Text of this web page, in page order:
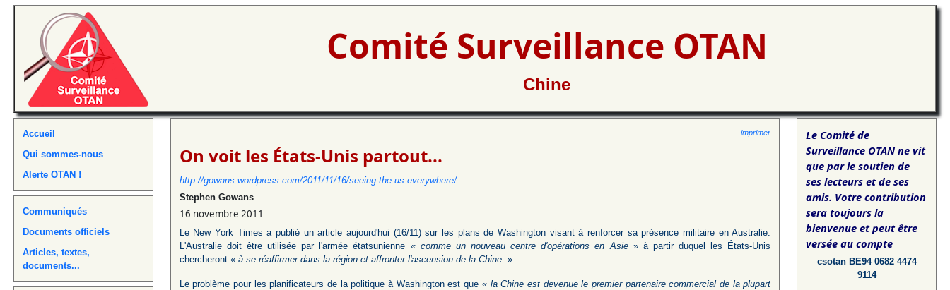
Comité Surveillance OTAN
Chine
Accueil
Qui sommes-nous
Alerte OTAN !
Communiqués
Documents officiels
Articles, textes,
documents...
imprimer
On voit les États-Unis partout...
http://gowans.wordpress.com/2011/11/16/seeing-the-us-everywhere/
Stephen Gowans
16 novembre 2011
Le New York Times a publié un article aujourd'hui (16/11) sur les plans de Washington visant à renforcer sa présence militaire en Australie.
L'Australie doit être utilisée par l'armée étatsunienne « comme un nouveau centre d'opérations en Asie » à partir duquel les États-Unis
chercheront « à se réaffirmer dans la région et affronter l'ascension de la Chine. »
Le problème pour les planificateurs de la politique à Washington est que « la Chine est devenue le premier partenaire commercial de la plupart
Le Comité de
Surveillance OTAN ne vit
que par le soutien de
ses lecteurs et de ses
amis. Votre contribution
sera toujours la
bienvenue et peut être
versée au compte
csotan BE94 0682 4474
9114